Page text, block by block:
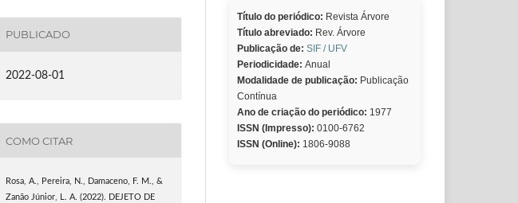
PUBLICADO
2022-08-01
COMO CITAR
Rosa, A., Pereira, N., Damaceno, F. M., &
Zanão Júnior, L. A. (2022). DEJETO DE
Título do periódico: Revista Árvore
Título abreviado: Rev. Árvore
Publicação de: SIF / UFV
Periodicidade: Anual
Modalidade de publicação: Publicação
Contínua
Ano de criação do periódico: 1977
ISSN (Impresso): 0100-6762
ISSN (Online): 1806-9088